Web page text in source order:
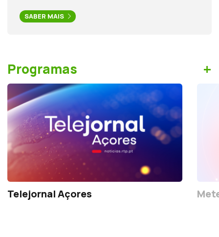
SABER MAIS
Programas +
Telejornal Açores